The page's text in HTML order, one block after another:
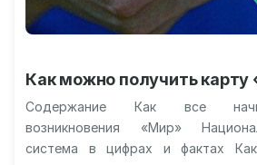
Как можно получить
Содержание Как все
возникновения «Мир»
система в цифрах и фактах Как